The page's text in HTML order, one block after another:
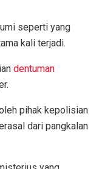
seperti yang
kali terjadi.
dentuman
pihak kepolisian
dari pangkalan